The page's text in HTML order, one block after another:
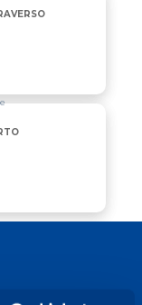
L’ESERCIZIO